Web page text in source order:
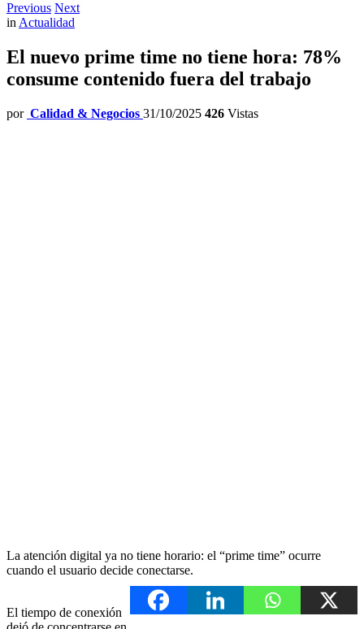
Previous Next
inActualidad
El nuevo prime time no tiene hora: 78%
consume contenido fuera del trabajo
por Calidad & Negocios 31/10/2025 426 Vistas
La atención digital ya no tiene horario: el “prime time” ocurre
cuando el usuario decide conectarse.
El tiempo de conexión